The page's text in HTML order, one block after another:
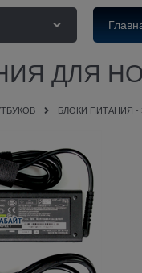
ДЛЯ
БЛОКИ ПИТАНИЯ -